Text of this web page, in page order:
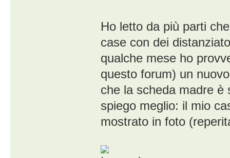
Ho letto da più parti
case con dei
qualche mese ho
questo forum) un
che la scheda madre è
spiego meglio: il mio
mostrato in foto